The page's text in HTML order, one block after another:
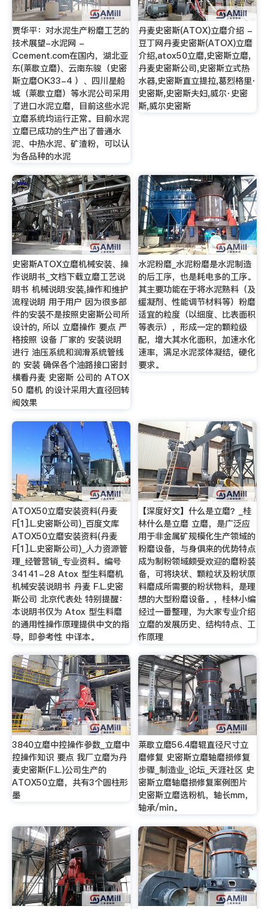
贾华平：对水泥生产粉磨工艺的
技术展望-水泥网 -
Ccement.com在国内，湖北亚
东(莱歇立磨)、云南东骏（史密
斯立磨OK33-4 ）、四川星船
城（莱歇立磨）等水泥公司采用
了进口水泥立磨，目前这些水泥
立磨系统均运行正常。目前水泥
立磨已成功的生产出了普通水
泥、中热水泥、矿渣粉，可以认
为各品种的水泥
丹麦史密斯(ATOX)立磨介绍 -
豆丁网丹麦史密斯(ATOX)立磨
介绍,atox50立磨,史密斯立磨,
丹麦史密斯公司,史密斯立式热
水器,史密斯直立提拉,葛烈格里·
史密斯,史密斯夫妇,威尔·史密
斯,威尔史密斯
史密斯ATOX立磨机械安装、操
作说明书_文档下载立磨工艺说
明书 机械说明:安装,操作和维护
流程说明 用于用户 因为很多部
件的安装不是按照史密斯公司所
设计的, 所以 立磨操作 要点 严
格按照 设备 厂家的 安装说明
进行 油压系统和润滑系统管线
的 安装 确保各个油路接口密封
横看丹麦 史密斯 公司的 ATOX
50 磨机 的设计采用大直径回转
阀效果
水泥粉磨_水泥粉磨是水泥制造
的后工序，也是耗电多的工序。
其主要功能在于将水泥熟料（及
缓凝剂、性能调节材料等）粉磨
适宜的粒度（以细度、比表面积
等表示），形成一定的颗粒级
配，增大其水化面积，加速水化
速率，满足水泥浆体凝结，硬化
要求。
ATOX50立磨安装资料(丹麦
F[1].L.史密斯公司)_百度文库
ATOX50立磨安装资料(丹麦
F[1].L.史密斯公司)_人力资源管
理_经管营销_专业资料。编号
34141-28 Atox 型生料磨机
机械安装说明书 丹麦 F.L.史密
斯公司 北京代表处 特别提醒：
本说明书仅为 Atox 型生料磨
的通用性操作原理提供中文的指
导，即参考性 中译本。
【深度好文】什么是立磨？_桂
林什么是立磨 立磨，是广泛应
用于非金属矿规模化生产领域的
粉磨设备，与身俱来的优势特点
成为制粉领域颇受欢迎的磨粉装
备，可将块状、颗粒状及粉状原
料磨成所需要的粉状物料，是理
想的大型粉磨设备。，桂林小编
经过一番整理，为大家专业介绍
立磨的发展历史、结构特点、工
作原理
3840立磨中控操作参数_立磨中
控操作知识 要点 我厂立磨为丹
麦史密斯(F.L.)公司生产的
ATOX50立磨，共有3个圆柱形
墨
莱歇立磨56.4磨辊直径尺寸立
磨修复 史密斯立磨轴磨损修复
步骤_制造业_论坛_天涯社区 史
密斯立磨轴磨损修复案例图片
史密斯立磨选粉机，轴长mm，
轴承/min。